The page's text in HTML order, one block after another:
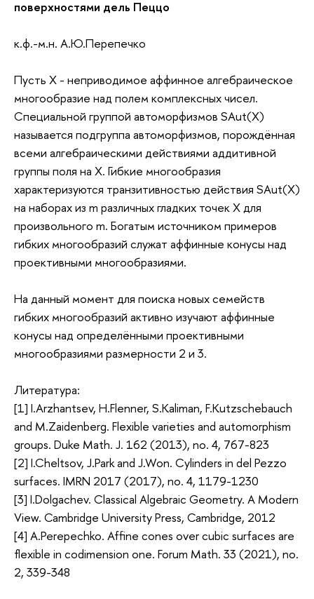
поверхностями дель Пеццо
к.ф.-м.н. А.Ю.Перепечко
Пусть X - неприводимое аффинное алгебраическое
многообразие над полем комплексных чисел.
Специальной группой автоморфизмов SAut(X)
называется подгруппа автоморфизмов, порождённая
всеми алгебраическими действиями аддитивной
группы поля на Х. Гибкие многообразия
характеризуются транзитивностью действия SAut(X)
на наборах из m различных гладких точек Х для
произвольного m. Богатым источником примеров
гибких многообразий служат аффинные конусы над
проективными многообразиями.
На данный момент для поиска новых семейств
гибких многообразий активно изучают аффинные
конусы над определёнными проективными
многообразиями размерности 2 и 3.
Литература:
[1] I.Arzhantsev, H.Flenner, S.Kaliman, F.Kutzschebauch
and M.Zaidenberg. Flexible varieties and automorphism
groups. Duke Math. J. 162 (2013), no. 4, 767-823
[2] I.Cheltsov, J.Park and J.Won. Cylinders in del Pezzo
surfaces. IMRN 2017 (2017), no. 4, 1179-1230
[3] I.Dolgachev. Classical Algebraic Geometry. A Modern
View. Cambridge University Press, Cambridge, 2012
[4] A.Perepechko. Affine cones over cubic surfaces are
flexible in codimension one. Forum Math. 33 (2021), no.
2, 339-348